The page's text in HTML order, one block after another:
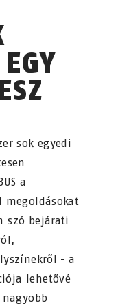
sok egyedi
a
megoldásokat
szó bejárati
- a
lehetővé